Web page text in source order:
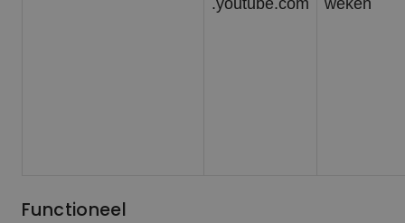
.youtube.com
weken
Functioneel